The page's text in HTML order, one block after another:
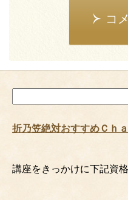
コ
索
折乃笠絶対おすすめＣｈ
講座をきっかけに下記資